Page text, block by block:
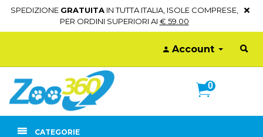
SPEDIZIONE GRATUITAIN TUTTA ITALIA, ISOLE COMPRESE,
PER ORDINI SUPERIORI AI € 59.00
Account
0
CATEGORIE